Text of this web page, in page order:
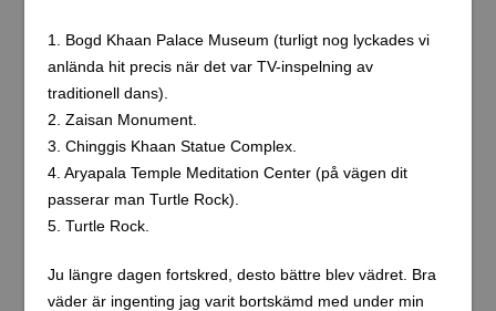
1. Bogd Khaan Palace Museum (turligt nog lyckades vi
anlända hit precis när det var TV-inspelning av
traditionell dans).
2. Zaisan Monument.
3. Chinggis Khaan Statue Complex.
4. Aryapala Temple Meditation Center (på vägen dit
passerar man Turtle Rock).
5. Turtle Rock.
Ju längre dagen fortskred, desto bättre blev vädret. Bra
väder är ingenting jag varit bortskämd med under min